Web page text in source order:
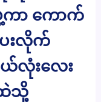
ာ ကောက်
ေးလိုက်
လုံးလေး
သို့